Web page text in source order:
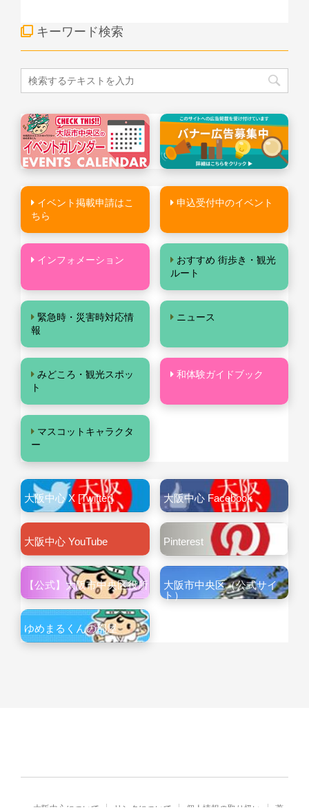
キーワード検索
イベント掲載申請はこ
ちら
申込受付中のイベント
インフォメーション
おすすめ 街歩き・観光
ルート
緊急時・災害時対応情
報
ニュース
みどころ・観光スポッ
ト
和体験ガイドブック
マスコットキャラクタ
ー
大阪中心 X [Twitter] 大阪中心 Facebook
大阪中心 YouTube Pinterest
【公式】大阪市中央区役所
大阪市中央区（公式サイ
ト）
ゆめまるくんの部屋
大阪中心について リンクについて 個人情報の取り扱い 著